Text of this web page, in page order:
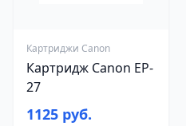
Картриджи Canon
Картридж Canon EP-
27
1125 руб.